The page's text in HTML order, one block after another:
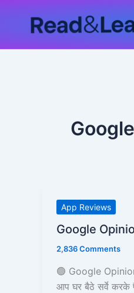
App Reviews
Google
2,836 Comments
🟢 Google
आप घर बैठे सर्वे करके
Google
Opinion
Rewards
से
पैसे
कैसे